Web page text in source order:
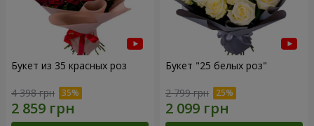
Букет из 35 красных роз
4 398 грн
Букет "25 белых роз"
2 799 грн